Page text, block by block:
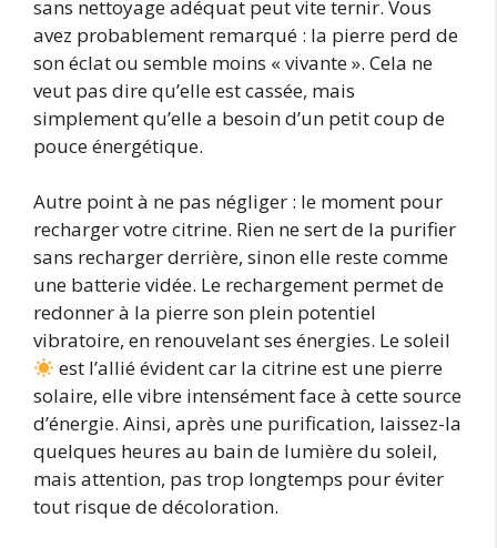
sans nettoyage adéquat peut vite ternir. Vous
avez probablement remarqué : la pierre perd de
son éclat ou semble moins « vivante ». Cela ne
veut pas dire qu’elle est cassée, mais
simplement qu’elle a besoin d’un petit coup de
pouce énergétique.
Autre point à ne pas négliger : le moment pour
recharger votre citrine. Rien ne sert de la purifier
sans recharger derrière, sinon elle reste comme
une batterie vidée. Le rechargement permet de
redonner à la pierre son plein potentiel
vibratoire, en renouvelant ses énergies. Le soleil
est l’allié évident car la citrine est une pierre
solaire, elle vibre intensément face à cette source
d’énergie. Ainsi, après une purification, laissez-la
quelques heures au bain de lumière du soleil,
mais attention, pas trop longtemps pour éviter
tout risque de décoloration.